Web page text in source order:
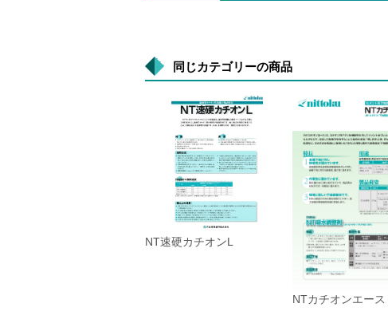
同じカテゴリーの商品
NT速硬カチオンL
NTカチオンエース